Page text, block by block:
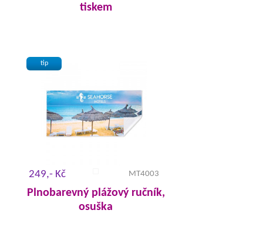
tiskem
tip
249,- Kč MT4003
Plnobarevný plážový ručník,
osuška